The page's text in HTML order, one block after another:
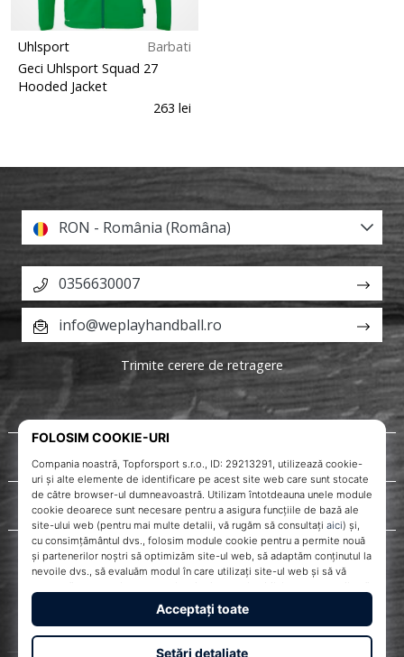
Uhlsport
Barbati
Geci Uhlsport Squad 27
Hooded Jacket
263 lei
WePlayHandball.ro
Despre noi
Servicii clienți
RON - România (Româna)
0356630007
info@weplayhandball.ro
Trimite cerere de retragere